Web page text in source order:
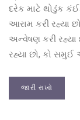
દરેક માટે થોડુંક
આરામ કરી રહ્યા
અન્વેષણ કરી રહ્યા
રહ્યા છો, કો સમુઈ
જારી રાખો